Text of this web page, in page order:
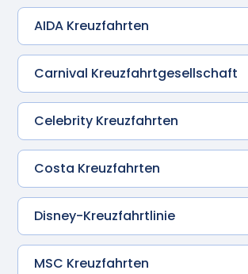
AIDA Kreuzfahrten
Carnival Kreuzfahrtgesellschaft
Celebrity Kreuzfahrten
Costa Kreuzfahrten
Disney-Kreuzfahrtlinie
MSC Kreuzfahrten